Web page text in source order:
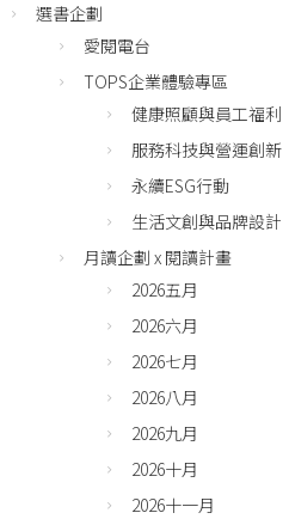
選書企劃
愛閱電台
TOPS企業體驗專區
健康照顧與員工福利
服務科技與營運創新
永續ESG行動
生活文創與品牌設計
月讀企劃 x 閱讀計畫
2026五月
2026六月
2026七月
2026八月
2026九月
2026十月
2026十一月